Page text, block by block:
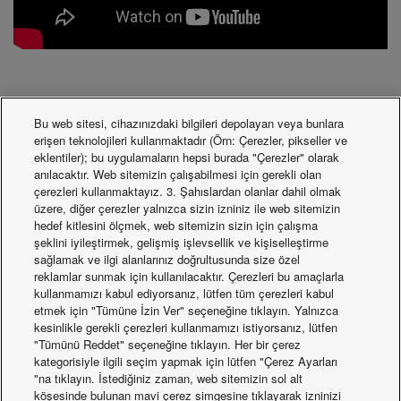
Validation and
test
Effects have been verified through
experiments by universities and research
institutes.
More information (Available in English)
Bu web sitesi, cihazınızdaki bilgileri depolayan veya bunlara
erişen teknolojileri kullanmaktadır (Örn: Çerezler, pikseller ve
eklentiler); bu uygulamaların hepsi burada "Çerezler" olarak
anılacaktır. Web sitemizin çalışabilmesi için gerekli olan
çerezleri kullanmaktayız. 3. Şahıslardan olanlar dahil olmak
üzere, diğer çerezler yalnızca sizin izniniz ile web sitemizin
hedef kitlesini ölçmek, web sitemizin sizin için çalışma
şeklini iyileştirmek, gelişmiş işlevsellik ve kişiselleştirme
sağlamak ve ilgi alanlarınız doğrultusunda size özel
reklamlar sunmak için kullanılacaktır. Çerezleri bu amaçlarla
kullanmamızı kabul ediyorsanız, lütfen tüm çerezleri kabul
etmek için "Tümüne İzin Ver" seçeneğine tıklayın. Yalnızca
kesinlikle gerekli çerezleri kullanmamızı istiyorsanız, lütfen
"Tümünü Reddet" seçeneğine tıklayın. Her bir çerez
kategorisiyle ilgili seçim yapmak için lütfen "Çerez Ayarları
"na tıklayın. İstediğiniz zaman, web sitemizin sol alt
köşesinde bulunan mavi çerez simgesine tıklayarak izninizi